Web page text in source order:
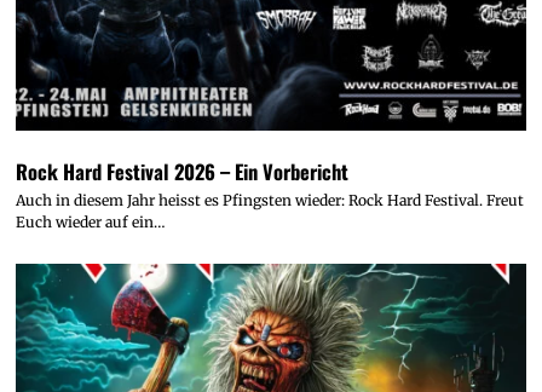
Rock Hard Festival 2026 – Ein Vorbericht
Auch in diesem Jahr heisst es Pfingsten wieder: Rock Hard Festival. Freut
Euch wieder auf ein…